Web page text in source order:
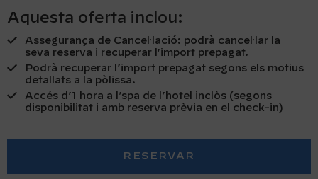
Aquesta oferta inclou:
Assegurança de Cancel·lació: podrà cancel·lar la
seva reserva i recuperar l'import prepagat.
Podrà recuperar l’import prepagat segons els motius
detallats a la pòlissa.
Accés d’1 hora a l’spa de l’hotel inclòs (segons
disponibilitat i amb reserva prèvia en el check-in)
RESERVAR